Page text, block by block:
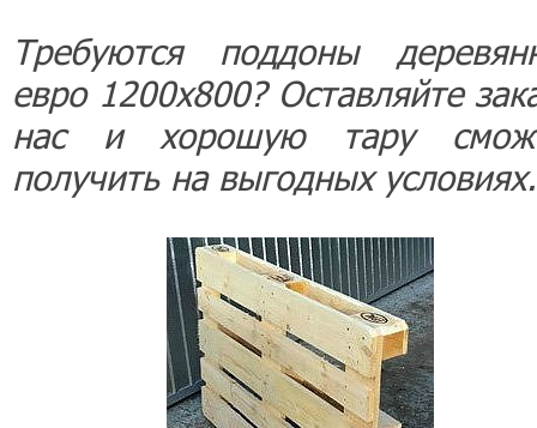
Требуются поддоны
евро 1200х800? Оставляйте
нас и хорошую тару
получить на выгодных условиях.